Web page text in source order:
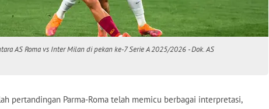
AS Roma vs Inter Milan di pekan ke-7 Serie A 2025/2026 - Dok. AS
pertandingan Parma-Roma telah memicu berbagai interpretasi,